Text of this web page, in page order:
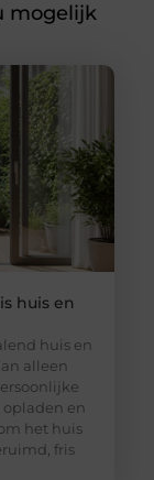
mogelijk
huis en
huis en
alleen
opladen en
het huis
fris